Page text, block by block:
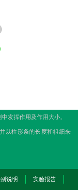
发挥作用及作用大小。
以柱形条的长度和粗细来
说明
实验报告